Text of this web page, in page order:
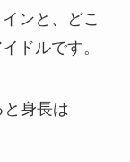
ンと、どこ
ドルです。
と身長は